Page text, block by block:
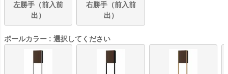
左勝手（前入前
出）
右勝手（前入前
出）
ポールカラー 選択してください